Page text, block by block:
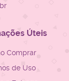
Úteis
Comprar
de Uso